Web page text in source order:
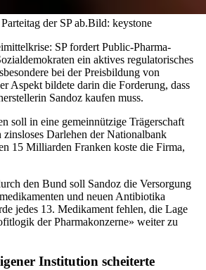
der SP ab.Bild: keystone
SP fordert Public-Pharma-
ein aktives regulatorisches
bei der Preisbildung von
Aspekt bildete darin die Forderung, dass
Sandoz kaufen muss.
soll in eine gemeinnützige Trägerschaft
Darlehen der Nationalbank
15 Milliarden Franken koste die Firma,
den Bund soll Sandoz die Versorgung
und neuen Antibiotika
jedes 13. Medikament fehlen, die Lage
der Pharmakonzerne» weiter zu
Institution scheiterte